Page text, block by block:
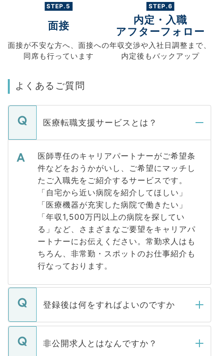
STEP.5
面接
面接が不安な方へ、 面接への
同席も行っています
STEP.6
内定・入職
アフターフォロー
年収交渉や入社日調整まで、
内定後もバックアップ
よくあるご質問
医療転職支援サービスとは？
医師専任のキャリアパートナーがご希望条
件などをおうかがいし、ご希望にマッチし
たご入職先をご紹介するサービスです。
「自宅から近い病院を紹介してほしい」
「医療機器が充実した病院で働きたい」
「年収1,500万円以上の病院を探してい
る」など、さまざまなご要望をキャリアパ
ートナーにお伝えください。常勤求人はも
ちろん、非常勤・スポットのお仕事紹介も
行なっております。
登録後は何をすればよいのですか
ご登録いただきましたら、弊社担当者がご
登録内容を確認し、その後メールもしくは
非公開求人とはなんですか？